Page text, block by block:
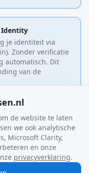
de website te laten
we ook analytische
Microsoft Clarity,
en onze
privacyverklaring.
Identity
je identiteit via
Zonder verificatie
automatisch. Dit
van de
.
uur · Berekening op